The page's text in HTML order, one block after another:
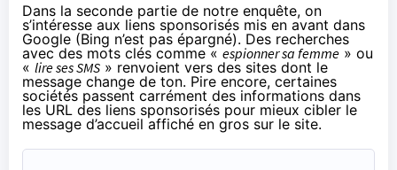
Dans la seconde partie de notre enquête, on
s’intéresse aux liens sponsorisés mis en avant dans
Google (Bing n’est pas épargné). Des recherches
avec des mots clés comme « espionner sa femme » ou
« lire ses SMS » renvoient vers des sites dont le
message change de ton. Pire encore, certaines
sociétés passent carrément des informations dans
les URL des liens sponsorisés pour mieux cibler le
message d’accueil affiché en gros sur le site.